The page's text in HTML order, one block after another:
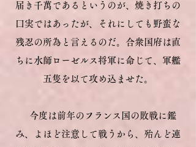
届き千萬であるというのが、焼き打ちの
口実ではあったが、それにしても野蛮な
残忍の所為と言えるのだ。合衆国府は直
ちに水師ローゼルス将軍に命じて、軍艦
五隻を以て攻め込ませた。
今度は前年のフランス国の敗戦に鑑
み、よほど注意して戦うから、殆んど連